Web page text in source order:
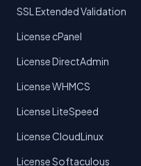
SSL Extended Validation
License cPanel
License DirectAdmin
License WHMCS
License LiteSpeed
License CloudLinux
License Softaculous